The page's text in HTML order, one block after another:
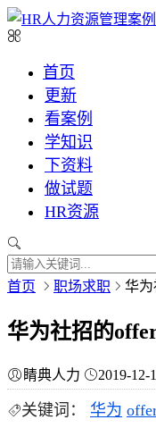
首页
更新
看案例
学知识
下资料
做试题
HR资源
首页 职场求职 华为
华为社招的
睛典人力 2019-12-
关键词： 华为